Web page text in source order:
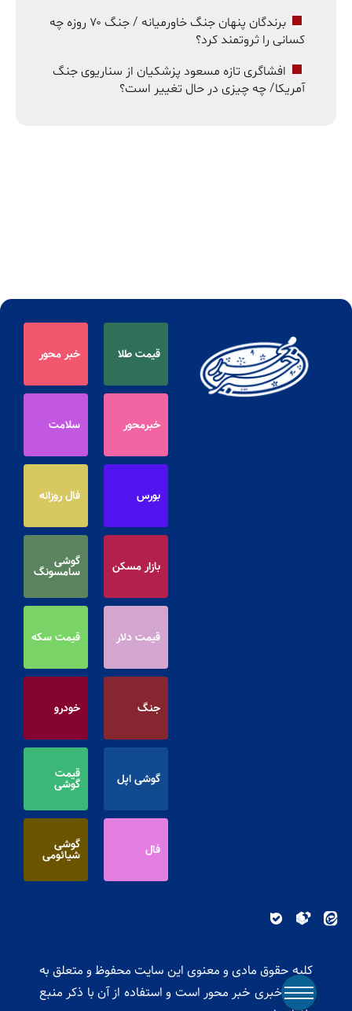
برندگان پنهان جنگ خاورمیانه / جنگ ۷۰ روزه چه
کسانی را ثروتمند کرد؟
افشاگری تازه مسعود پزشکیان از سناریوی جنگ
آمریکا/ چه چیزی در حال تغییر است؟
قیمت طلا خبر محور
خبرمحور سلامت
بورس فال روزانه
بازار مسکن گوشی
سامسونگ
قیمت دلار قیمت سکه
جنگ خودرو
گوشی اپل قیمت
گوشی
فال گوشی
شیائومی
کلیه حقوق مادی و معنوی این سایت محفوظ و متعلق به
پایگاه خبری خبر محور است و استفاده از آن با ذکر منبع